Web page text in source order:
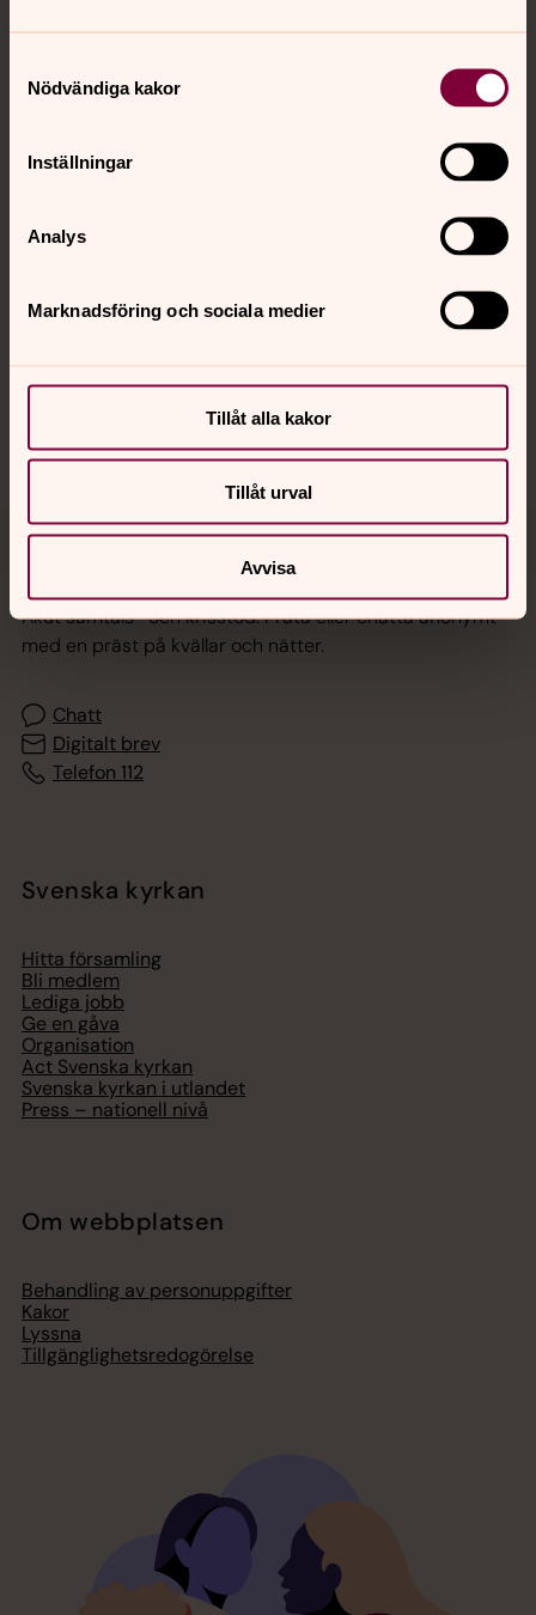
Nödvändiga kakor
Inställningar
Analys
Marknadsföring och sociala medier
Tillåt alla kakor
Tillåt urval
Avvisa
Sociala kanaler
Jourhavande präst
Akut samtals- och krisstöd. Prata eller chatta anonymt
med en präst på kvällar och nätter.
Chatt
Digitalt brev
Telefon 112
Svenska kyrkan
Hitta församling
Bli medlem
Lediga jobb
Ge en gåva
Organisation
Act Svenska kyrkan
Svenska kyrkan i utlandet
Press – nationell nivå
Om webbplatsen
Behandling av personuppgifter
Kakor
Lyssna
Tillgänglighetsredogörelse